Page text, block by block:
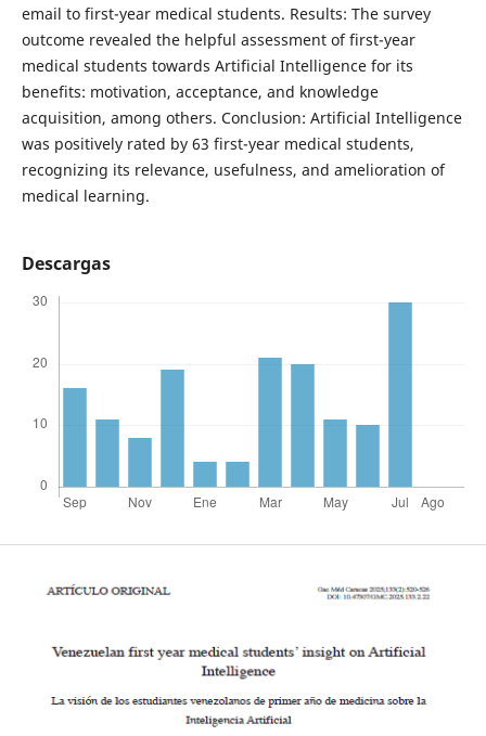
email to first-year medical students. Results: The survey
outcome revealed the helpful assessment of first-year
medical students towards Artificial Intelligence for its
benefits: motivation, acceptance, and knowledge
acquisition, among others. Conclusion: Artificial Intelligence
was positively rated by 63 first-year medical students,
recognizing its relevance, usefulness, and amelioration of
medical learning.
Descargas